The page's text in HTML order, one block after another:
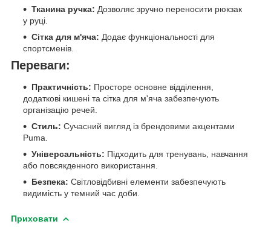
Тканина ручка: Дозволяє зручно переносити рюкзак
у руці.
Сітка для м'яча: Додає функціональності для
спортсменів.
Переваги:
Практичність: Просторе основне відділення,
додаткові кишені та сітка для м'яча забезпечують
організацію речей.
Стиль: Сучасний вигляд із брендовими акцентами
Puma.
Універсальність: Підходить для тренувань, навчання
або повсякденного використання.
Безпека: Світловідбивні елементи забезпечують
видимість у темний час доби.
Приховати